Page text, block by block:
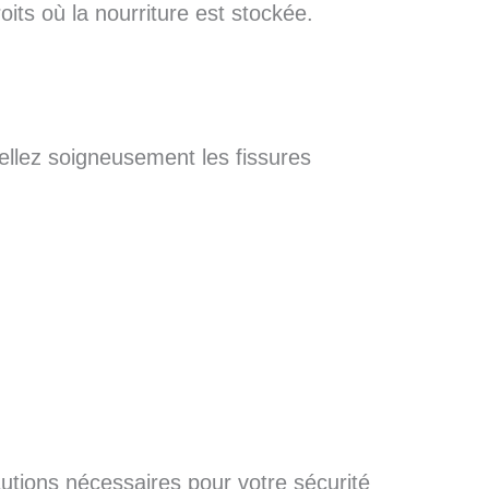
où la nourriture est stockée.
soigneusement les fissures
nécessaires pour votre sécurité